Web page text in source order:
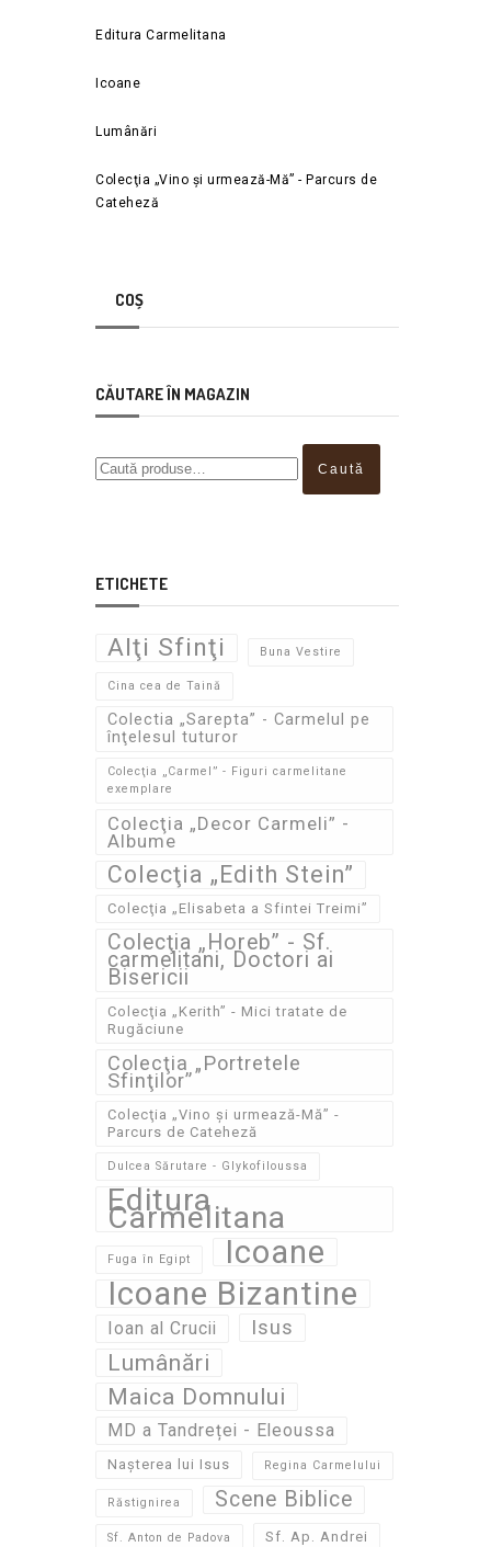
Editura Carmelitana
Icoane
Lumânări
Colecţia „Vino și urmează-Mă” - Parcurs de
Cateheză
COȘ
CĂUTARE ÎN MAGAZIN
Caută
ETICHETE
Alţi Sfinţi Buna Vestire
Cina cea de Taină
Colectia „Sarepta” - Carmelul pe
înţelesul tuturor
Colecţia „Carmel” - Figuri carmelitane
exemplare
Colecţia „Decor Carmeli” -
Albume
Colecţia „Edith Stein”
Colecţia „Elisabeta a Sfintei Treimi”
Colecţia „Horeb” - Sf.
carmelitani, Doctori ai
Bisericii
Colecţia „Kerith” - Mici tratate de
Rugăciune
Colecţia „Portretele
Sfinţilor”
Colecţia „Vino și urmează-Mă” -
Parcurs de Cateheză
Dulcea Sărutare - Glykofiloussa
Editura
Carmelitana
Fuga în Egipt
Icoane
Icoane Bizantine
Ioan al Crucii Isus
Lumânări
Maica Domnului
MD a Tandreței - Eleoussa
Nașterea lui Isus Regina Carmelului
Răstignirea Scene Biblice
Sf. Anton de Padova Sf. Ap. Andrei